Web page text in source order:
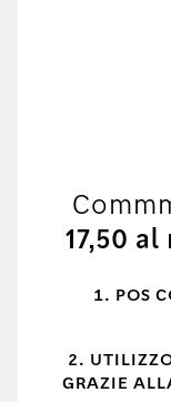
17,50 al
POS
GRAZIE